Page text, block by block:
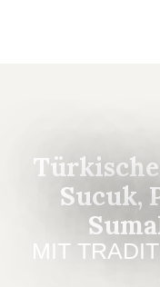
Sucuk,
MIT